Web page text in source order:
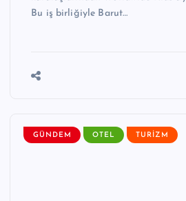
Bu iş birliğiyle Barut…
GÜNDEM OTEL TURIZM